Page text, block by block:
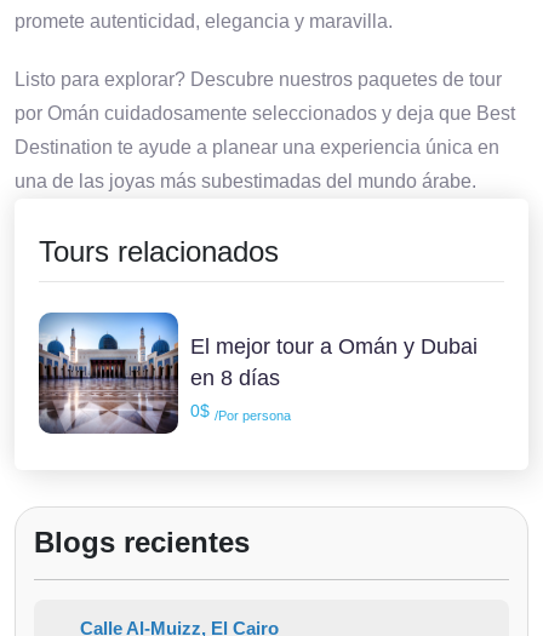
promete autenticidad, elegancia y maravilla.
Listo para explorar? Descubre nuestros paquetes de tour
por Omán cuidadosamente seleccionados y deja que Best
Destination te ayude a planear una experiencia única en
una de las joyas más subestimadas del mundo árabe.
Tours relacionados
El mejor tour a Omán y Dubai
en 8 días
0$ /Por persona
Blogs recientes
Calle Al-Muizz, El Cairo